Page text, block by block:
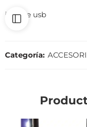
incluye usb
Categoría: